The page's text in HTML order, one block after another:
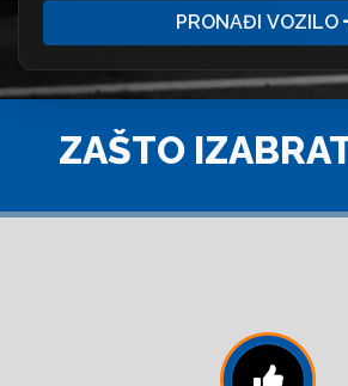
PRONAĐI VOZILO
ZAŠTO